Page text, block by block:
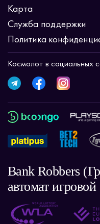
Карта
Служба поддержки
Политика
Космолот в социальных
Bank Robbers
автомат игровой